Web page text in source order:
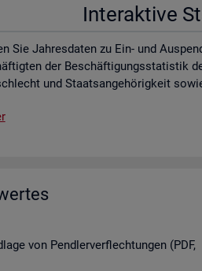
In­ter­ak­ti­ve
Sie Jah­res­da­ten zu Ein- und
der Be­schäf­ti­gungs­sta­tis­tik
und Staats­an­ge­hö­rig­keit
von Pendlerverflechtungen (PDF,